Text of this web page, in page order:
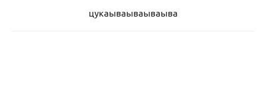
цукаываываываыва